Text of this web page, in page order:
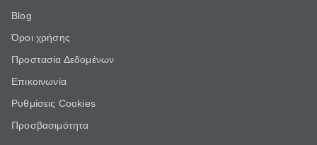
Blog
Όροι χρήσης
Προστασία Δεδομένων
Επικοινωνία
Ρυθμίσεις Cookies
Προσβασιμότητα